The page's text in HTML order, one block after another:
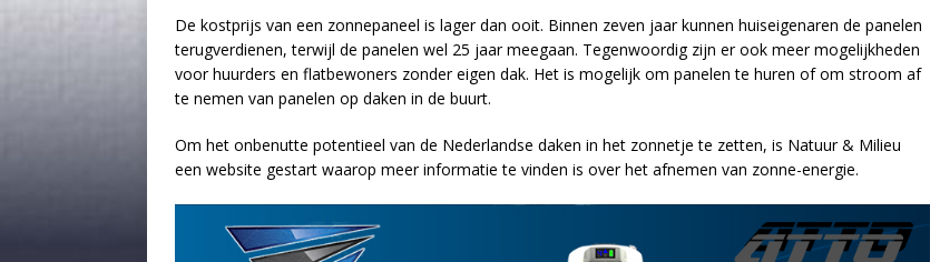
De kostprijs van een zonnepaneel is lager dan ooit. Binnen zeven jaar kunnen huiseigenaren de panelen
terugverdienen, terwijl de panelen wel 25 jaar meegaan. Tegenwoordig zijn er ook meer mogelijkheden
voor huurders en flatbewoners zonder eigen dak. Het is mogelijk om panelen te huren of om stroom af
te nemen van panelen op daken in de buurt.
Om het onbenutte potentieel van de Nederlandse daken in het zonnetje te zetten, is Natuur & Milieu
een website gestart waarop meer informatie te vinden is over het afnemen van zonne-energie.